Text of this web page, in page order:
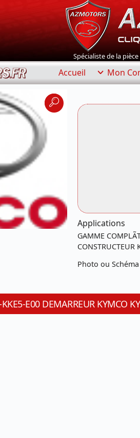
Spécialiste de la
Accueil Mon
KYMCO Applications
GAMME
CONSTRUCTEUR
Photo ou
E00 DEMARREUR KYMCO